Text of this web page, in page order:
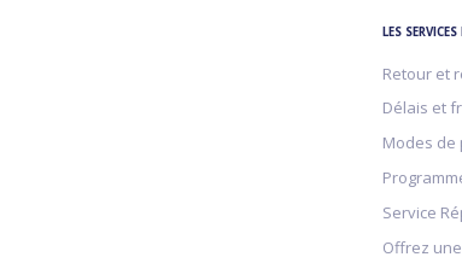
LES
Retour et
Délais et
Modes de
Service
Offrez